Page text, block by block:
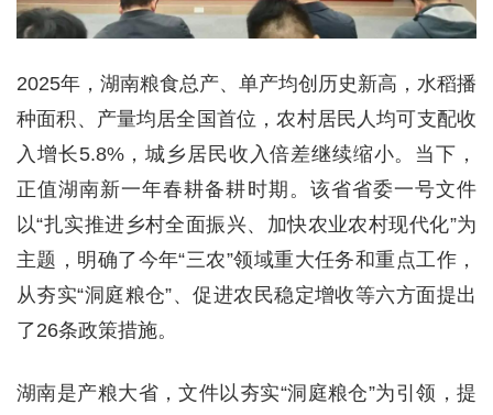
2025年，湖南粮食总产、单产均创历史新高，水稻播
种面积、产量均居全国首位，农村居民人均可支配收
入增长5.8%，城乡居民收入倍差继续缩小。当下，
正值湖南新一年春耕备耕时期。该省省委一号文件
以“扎实推进乡村全面振兴、加快农业农村现代化”为
主题，明确了今年“三农”领域重大任务和重点工作，
从夯实“洞庭粮仓”、促进农民稳定增收等六方面提出
了26条政策措施。
湖南是产粮大省，文件以夯实“洞庭粮仓”为引领，提